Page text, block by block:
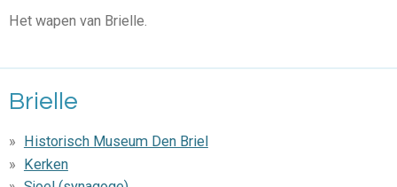
Het wapen van Brielle.
Brielle
Historisch Museum Den Briel
Kerken